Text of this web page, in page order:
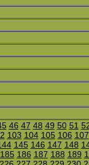
46 47 48 49 50 51
103 104 105 106 107
145 146 147 148
185 186 187 188 189